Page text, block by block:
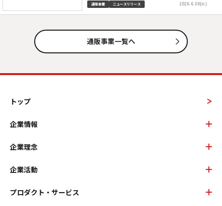
通販事業 ニュースリリース 2026.6.30(火)
通販事業一覧へ
トップ
企業情報
企業理念
企業活動
プロダクト・サービス